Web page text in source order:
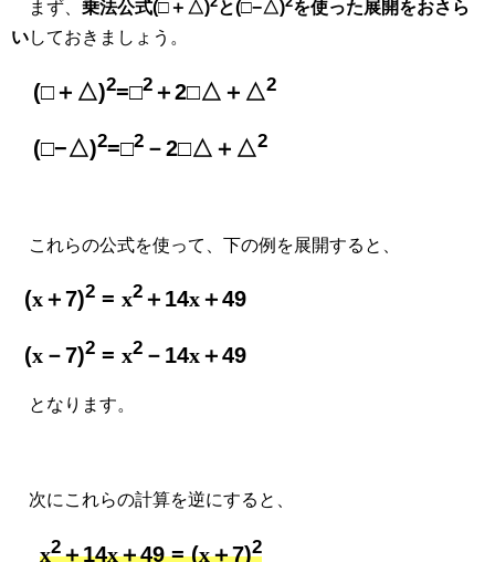
まず、 乗法公式(□＋△) と(□−△) を使った展開をおさら
いしておきましょう。
(□＋△)2=□2 ＋2□△＋△2
(□−△)2=□2 －2□△＋△2
これらの公式を使って、下の例を展開すると、
(x＋7)2 = x2 ＋14x＋49
(x －7)2 = x2 －14x＋49
となります。
次にこれらの計算を逆にすると、
x2＋14x＋49 = (x＋7)2